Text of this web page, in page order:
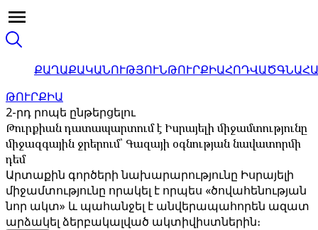
ՔԱՂԱՔԱԿԱՆՈՒԹՅՈՒՆԹՈՒՐՔԻԱՀՈԴՎԱԾ
ԹՈՒՐՔԻԱ
2-րդ րոպե ընթերցելու
Թուրքիան դատապարտում է Իսրայելի միջամտությունը
միջազգային ջրերում՝ Գազայի օգնության նավատորմի
դեմ
Արտաքին գործերի նախարարությունը Իսրայելի
միջամտությունը որակել է որպես «ծովահենության
նոր ակտ» և պահանջել է անվերապահորեն ազատ
արձակել ձերբակալված ակտիվիստներին։